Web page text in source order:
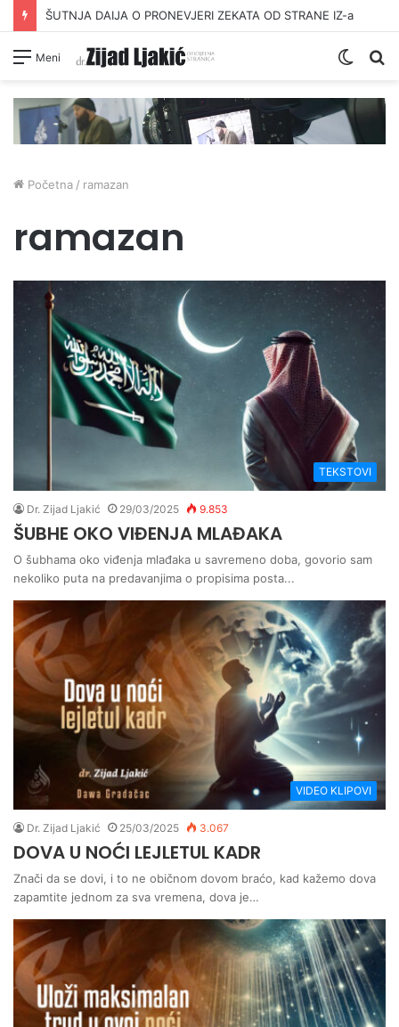
ŠUTNJA DAIJA O PRONEVJERI ZEKATA OD STRANE IZ-a
Meni
Switch
Početna / ramazan
ramazan
TEKSTOVI
Dr. Zijad Ljakić 29/03/2025 9.853
ŠUBHE OKO VIĐENJA MLAĐAKA
O šubhama oko viđenja mlađaka u savremeno doba, govorio sam
nekoliko puta na predavanjima o propisima posta...
VIDEO KLIPOVI
Dr. Zijad Ljakić 25/03/2025 3.067
DOVA U NOĆI LEJLETUL KADR
Znači da se dovi, i to ne običnom dovom braćo, kad kažemo dova
zapamtite jednom za sva vremena, dova je…